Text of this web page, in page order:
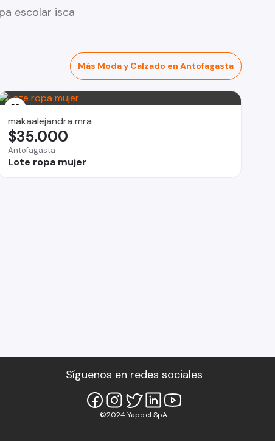
escolar isca
Más Moda y Calzado en Antofagasta
makaalejandra mra
Antofagasta
Lote ropa mujer
$35.000
Síguenos en redes sociales
©2024 Yapo.cl SpA.